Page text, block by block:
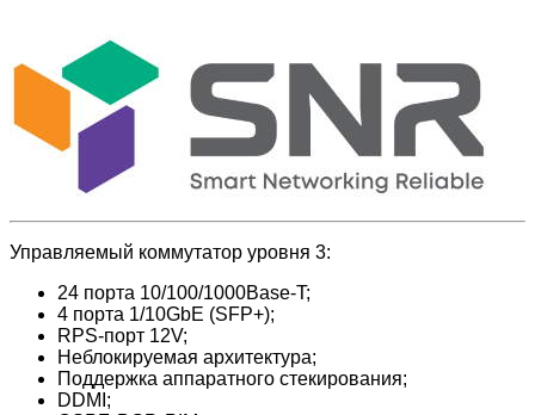
Управляемый коммутатор уровня 3:
24 порта 10/100/1000Base-T;
4 порта 1/10GbE (SFP+);
RPS-порт 12V;
Неблокируемая архитектура;
Поддержка аппаратного стекирования;
DDMI;